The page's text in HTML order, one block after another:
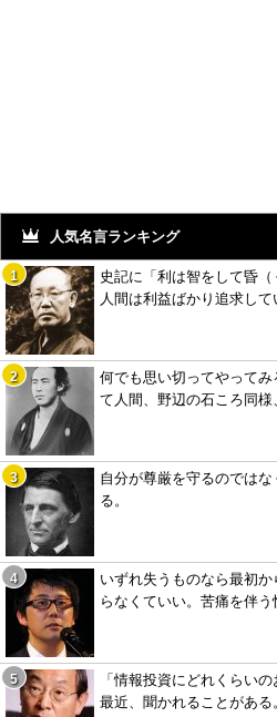
人気名言ランキング
史記に「利は智をして昏（
人間は利益ばかり追求し
何でも思い切ってやって
て人間、野辺の石ころ同
自分が尊厳を守るのでは
る。
いずれ失うものなら最初
らなくていい。苦痛を伴
「情報投資にどれくらい
最近、聞かれることがあ